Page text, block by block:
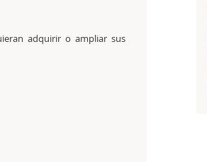
adquirir o ampliar sus